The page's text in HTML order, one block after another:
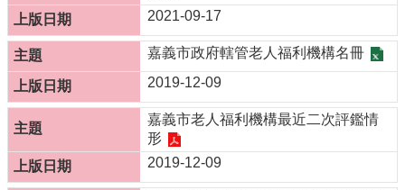
公
開
附
屬
單
位
相
關
2021-09-17
嘉義市政府轄管老人福利機構名冊
2019-12-09
嘉義市老人福利機構最近二次評鑑情
形
2019-12-09